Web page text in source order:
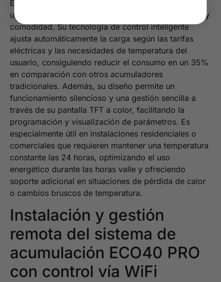
El sistema ECO40 PRO es ideal para quienes buscan
una solución de calefacción que combine eficiencia y
comodidad. Su tecnología de control inteligente
ajusta automáticamente la carga según las tarifas
eléctricas y las necesidades de temperatura del
usuario, consiguiendo reducir el consumo en un 35%
en comparación con otros acumuladores
tradicionales. Además, su diseño permite un
funcionamiento silencioso y una gestión sencilla a
través de su pantalla TFT a color, facilitando la
programación y visualización de parámetros. Es
especialmente útil en instalaciones residenciales o
comerciales que requieren mantener una temperatura
constante las 24 horas, optimizando el uso
energético durante las horas valle y ofreciendo
soporte adicional en situaciones de pérdida de calor
o cambios bruscos de temperatura.
Instalación y gestión
remota del sistema de
acumulación ECO40 PRO
con control vía WiFi